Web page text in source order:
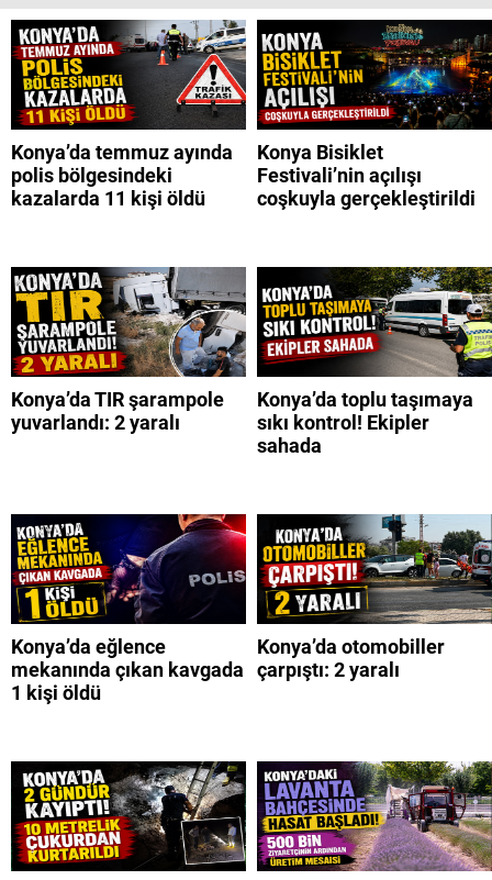
Konya’da temmuz ayında
polis bölgesindeki
kazalarda 11 kişi öldü
Konya Bisiklet
Festivali’nin açılışı
coşkuyla gerçekleştirildi
Konya’da TIR şarampole
yuvarlandı: 2 yaralı
Konya’da toplu taşımaya
sıkı kontrol! Ekipler
sahada
Konya’da eğlence
mekanında çıkan kavgada
1 kişi öldü
Konya’da otomobiller
çarpıştı: 2 yaralı